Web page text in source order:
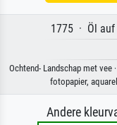
1775 · Öl
Ochtend- Landschap met vee
fotopapier,
Andere